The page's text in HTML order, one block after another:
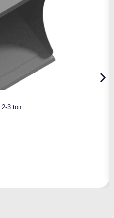
2-3 ton